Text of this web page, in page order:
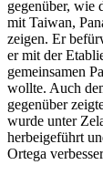
gegenüber, wie
mit Taiwan,
zeigen. Er
er mit der
gemeinsamen
wollte. Auch
gegenüber
wurde unter
herbeigeführt
Ortega